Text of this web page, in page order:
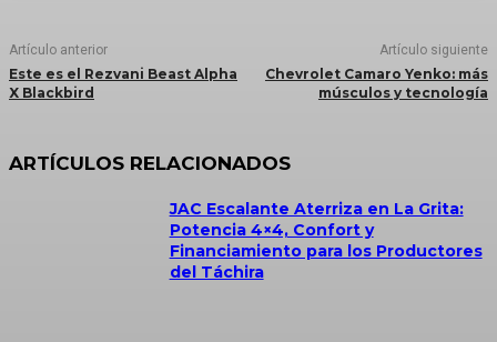
Artículo anterior
Este es el Rezvani Beast Alpha
X Blackbird
Artículo siguiente
Chevrolet Camaro Yenko: más
músculos y tecnología
ARTÍCULOS RELACIONADOS
JAC Escalante Aterriza en La Grita:
Potencia 4×4, Confort y
Financiamiento para los Productores
del Táchira